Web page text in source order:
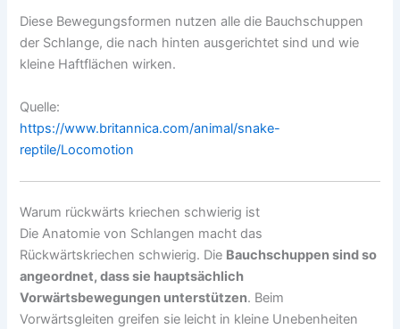
Diese Bewegungsformen nutzen alle die Bauchschuppen
der Schlange, die nach hinten ausgerichtet sind und wie
kleine Haftflächen wirken.
Quelle:
https://www.britannica.com/animal/snake-
reptile/Locomotion
Warum rückwärts kriechen schwierig ist
Die Anatomie von Schlangen macht das
Rückwärtskriechen schwierig. Die Bauchschuppen sind so
angeordnet, dass sie hauptsächlich
Vorwärtsbewegungen unterstützen. Beim
Vorwärtsgleiten greifen sie leicht in kleine Unebenheiten